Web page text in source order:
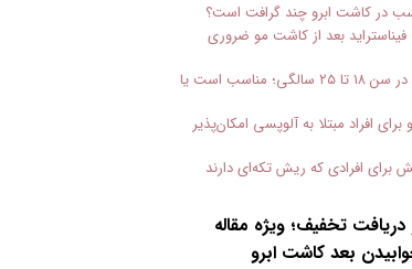
در کاشت ابرو چند گرافت است؟
بعد از کاشت مو ضروری
کاشت مو در سن ۱۸ تا ۲۵ سالگی؛ مناسب است یا
افراد مبتلا به آلوپسی امکان‌پذیر
افرادی که ریش تکه‌ای دارند
تخفیف؛ ویژه مقاله
بعد کاشت ابرو